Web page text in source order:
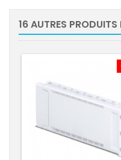
16 AUTRES